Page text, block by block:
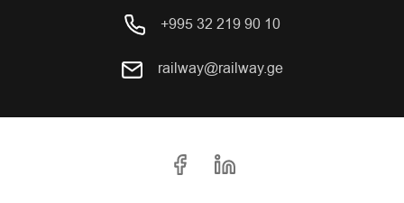
+995 32 219 90 10
railway@railway.ge